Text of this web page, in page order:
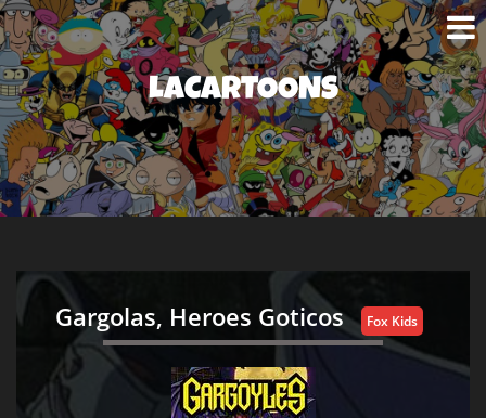
LACARTOONS
Gargolas, Heroes Goticos Fox Kids